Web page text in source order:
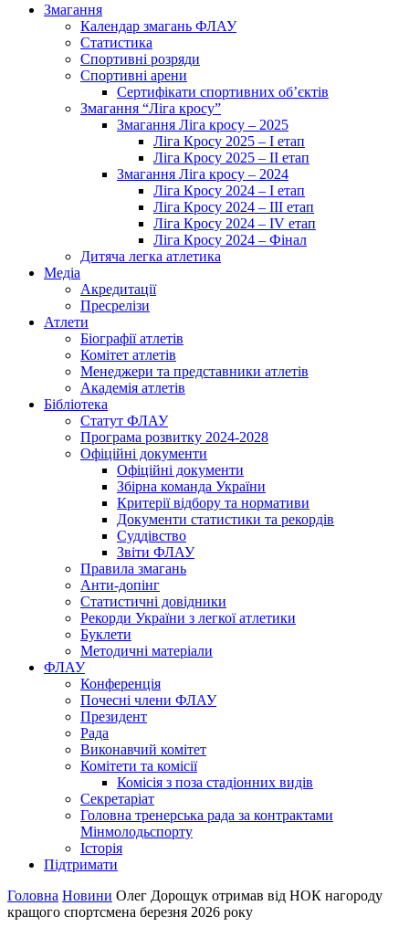
Змагання
Календар змагань ФЛАУ
Статистика
Спортивні розряди
Спортивні арени
Сертифікати спортивних об’єктів
Змагання “Ліга кросу”
Змагання Ліга кросу – 2025
Ліга Кросу 2025 – I етап
Ліга Кросу 2025 – II етап
Змагання Ліга кросу – 2024
Ліга Кросу 2024 – I етап
Ліга Кросу 2024 – III етап
Ліга Кросу 2024 – IV етап
Ліга Кросу 2024 – Фінал
Дитяча легка атлетика
Медіа
Акредитації
Пресрелізи
Атлети
Біографії атлетів
Комітет атлетів
Менеджери та представники атлетів
Академія атлетів
Бібліотека
Статут ФЛАУ
Програма розвитку 2024-2028
Офіційні документи
Офіційні документи
Збірна команда України
Критерії відбору та нормативи
Документи статистики та рекордів
Суддівство
Звіти ФЛАУ
Правила змагань
Анти-допінг
Статистичні довідники
Рекорди України з легкої атлетики
Буклети
Методичні матеріали
ФЛАУ
Конференція
Почесні члени ФЛАУ
Президент
Рада
Виконавчий комітет
Комітети та комісії
Комісія з поза стадіонних видів
Секретаріат
Головна тренерська рада за контрактами
Мінмолодьспорту
Історія
Підтримати
Головна Новини Олег Дорощук отримав від НОК нагороду
кращого спортсмена березня 2026 року